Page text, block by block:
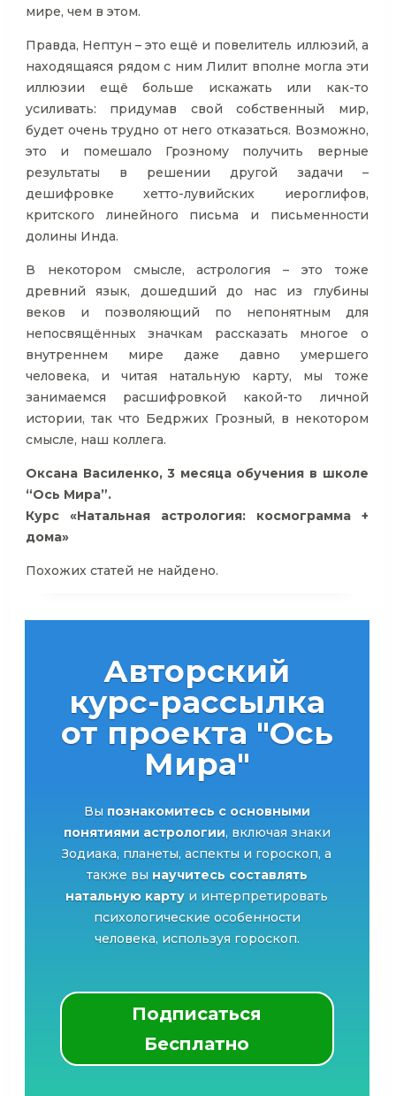
мире, чем в этом.
Правда, Нептун – это ещё и повелитель иллюзий, а
находящаяся рядом с ним Лилит вполне могла эти
иллюзии ещё больше искажать или как-то
усиливать: придумав свой собственный мир,
будет очень трудно от него отказаться. Возможно,
это и помешало Грозному получить верные
результаты в решении другой задачи –
дешифровке хетто-лувийских иероглифов,
критского линейного письма и письменности
долины Инда.
В некотором смысле, астрология – это тоже
древний язык, дошедший до нас из глубины
веков и позволяющий по непонятным для
непосвящённых значкам рассказать многое о
внутреннем мире даже давно умершего
человека, и читая натальную карту, мы тоже
занимаемся расшифровкой какой-то личной
истории, так что Бедржих Грозный, в некотором
смысле, наш коллега.
Оксана Василенко, 3 месяца обучения в школе
“Ось Мира”.
Курс «Натальная астрология: космограмма +
дома»
Похожих статей не найдено.
Авторский
курс-рассылка
от проекта "Ось
Мира"
Вы познакомитесь с основными
понятиями астрологии, включая знаки
Зодиака, планеты, аспекты и гороскоп, а
также вы научитесь составлять
натальную карту и интерпретировать
психологические особенности
человека, используя гороскоп.
Подписаться
Бесплатно